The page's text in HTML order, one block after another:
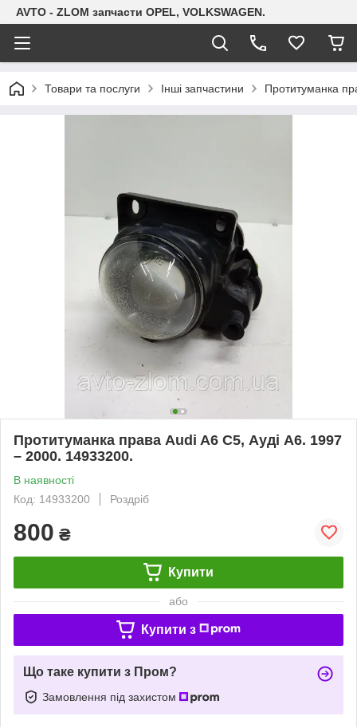
AVTO - ZLOM запчасти OPEL, VOLKSWAGEN.
Товари та послуги Інші запчастини Протитуманка
Протитуманка права Audi A6 C5, Ауді А6. 1997
– 2000. 14933200.
В наявності
Код: 14933200
Роздріб
800 ₴
Купити
або
Купити з
Що таке купити з Пром?
Замовлення під захистом